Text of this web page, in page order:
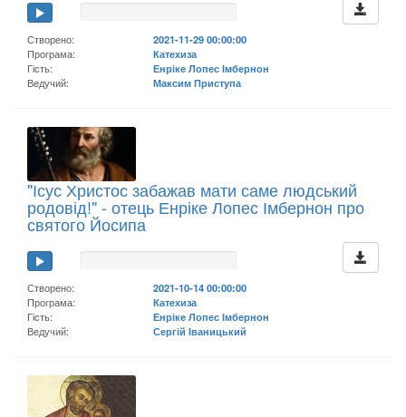
Створено:
2021-11-29 00:00:00
Програма:
Катехиза
Гість:
Енріке Лопес Імбернон
Ведучий:
Максим Приступа
"Ісус Христос забажав мати саме людський
родовід!" - отець Енріке Лопес Імбернон про
святого Йосипа
Створено:
2021-10-14 00:00:00
Програма:
Катехиза
Гість:
Енріке Лопес Імбернон
Ведучий:
Сергій Іваницький